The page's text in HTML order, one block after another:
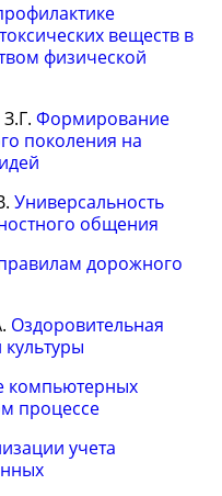
веществ в
физической
Формирование
поколения на
Универсальность
общения
дорожного
Оздоровительная
компьютерных
процессе
учета